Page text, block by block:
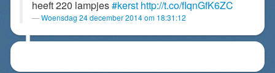
heeft 220 lampjes#kerst http://t.co/fIqnGfK6ZC
Woensdag 24 december 2014 om 18:31:12